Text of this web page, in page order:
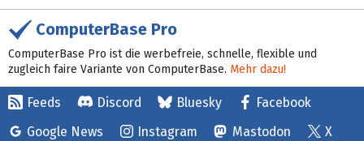
ComputerBase Pro
ComputerBase Pro ist die werbefreie, schnelle, flexible und
zugleich faire Variante von ComputerBase. Mehr dazu!
Feeds Discord Bluesky
Facebook
Google News
Instagram Mastodon X